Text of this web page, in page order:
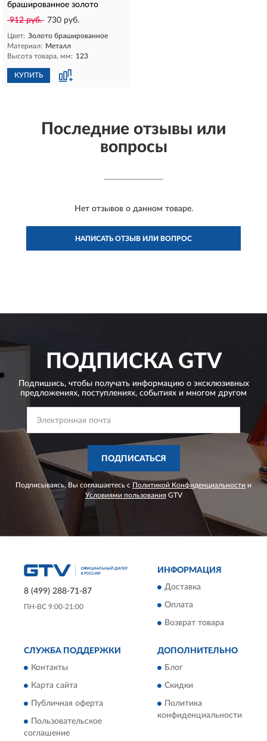
брашированное золото
912 руб. 730 руб.
Цвет: Золото брашированное
Материал: Металл
Высота товара, мм: 123
КУПИТЬ
Последние отзывы или
вопросы
Нет отзывов о данном товаре.
НАПИСАТЬ ОТЗЫВ ИЛИ ВОПРОС
ПОДПИСКАGTV
Подпишись, чтобы получать информацию о эксклюзивных
предложениях, поступлениях, событиях и многом другом
ПОДПИСАТЬСЯ
Подписываясь, Вы соглашаетесь с Политикой Конфиденциальности и
Условиями пользованияGTV
8 (499) 288-71-87
ПН-ВС 9:00-21:00
ИНФОРМАЦИЯ
Доставка
Оплата
Возврат товара
СЛУЖБА ПОДДЕРЖКИ
Контакты
Карта сайта
Публичная оферта
Пользовательское
соглашение
ДОПОЛНИТЕЛЬНО
Блог
Скидки
Политика
конфиденциальности